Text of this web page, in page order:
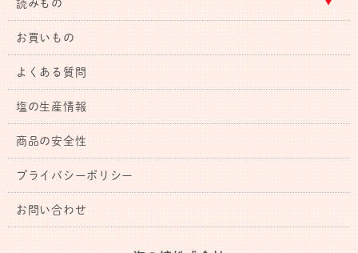
読みもの
お買いもの
よくある質問
塩の生産情報
商品の安全性
プライバシーポリシー
お問い合わせ